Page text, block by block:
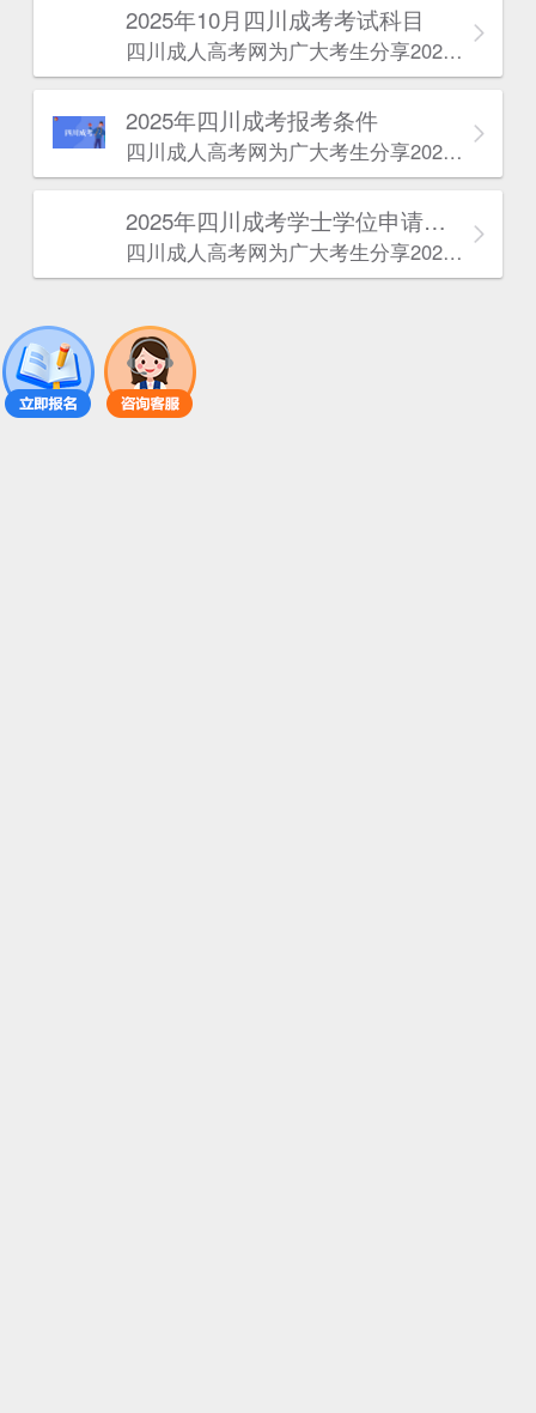
2025年10月四川成考考试科目
四川成人高考网​为广大考生分享2025年10月四川成考考试科目。为广大在职人员和社会人士提供学历提升的机会。更多四川成考考试信息，欢迎在线访问四川成人高考网。
2025年‌‌‌‌四川成考报考条件
四川成人高考网​为广大考生分享2025年‌‌‌‌四川成考报考条件。为广大在职人员和社会人士提供学历提升的机会。更多四川成考考试信息，欢迎在线访问四川成人高考网。
2025年‌‌‌‌四川成考学士学位申请条件
四川成人高考网​为广大考生分享2025年‌‌‌‌四川成考学士学位申请条件。为广大在职人员和社会人士提供学历提升的机会。更多四川成考考试信息，欢迎在线访问四川成人高考网。